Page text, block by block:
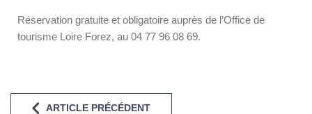
Réservation gratuite et obligatoire auprès de l’Office de
tourisme Loire Forez, au 04 77 96 08 69.
ARTICLE PRÉCÉDENT